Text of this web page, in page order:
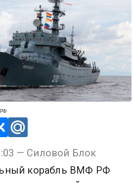
— Силовой Блок
корабль ВМФ РФ